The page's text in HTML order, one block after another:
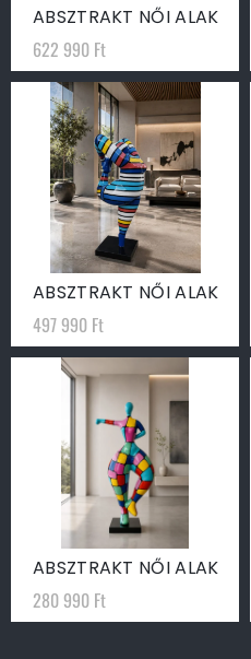
ABSZTRAKT NŐI ALAK
622 990 Ft
ABSZTRAKT NŐI ALAK
497 990 Ft
ABSZTRAKT NŐI ALAK
280 990 Ft